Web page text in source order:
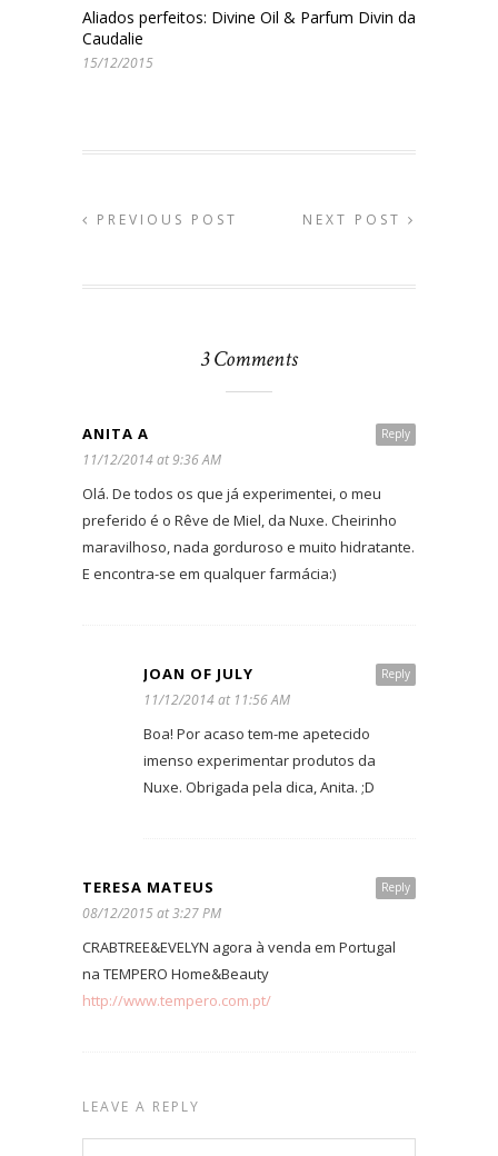
Aliados perfeitos: Divine Oil & Parfum Divin da
Caudalie
15/12/2015
PREVIOUS POST NEXT POST
3 Comments
Reply
ANITA A
11/12/2014 at 9:36 AM
Olá. De todos os que já experimentei, o meu
preferido é o Rêve de Miel, da Nuxe. Cheirinho
maravilhoso, nada gorduroso e muito hidratante.
E encontra-se em qualquer farmácia:)
Reply
JOAN OF JULY
11/12/2014 at 11:56 AM
Boa! Por acaso tem-me apetecido
imenso experimentar produtos da
Nuxe. Obrigada pela dica, Anita. ;D
Reply
TERESA MATEUS
08/12/2015 at 3:27 PM
CRABTREE&EVELYN agora à venda em Portugal
na TEMPERO Home&Beauty
http://www.tempero.com.pt/
LEAVE A REPLY